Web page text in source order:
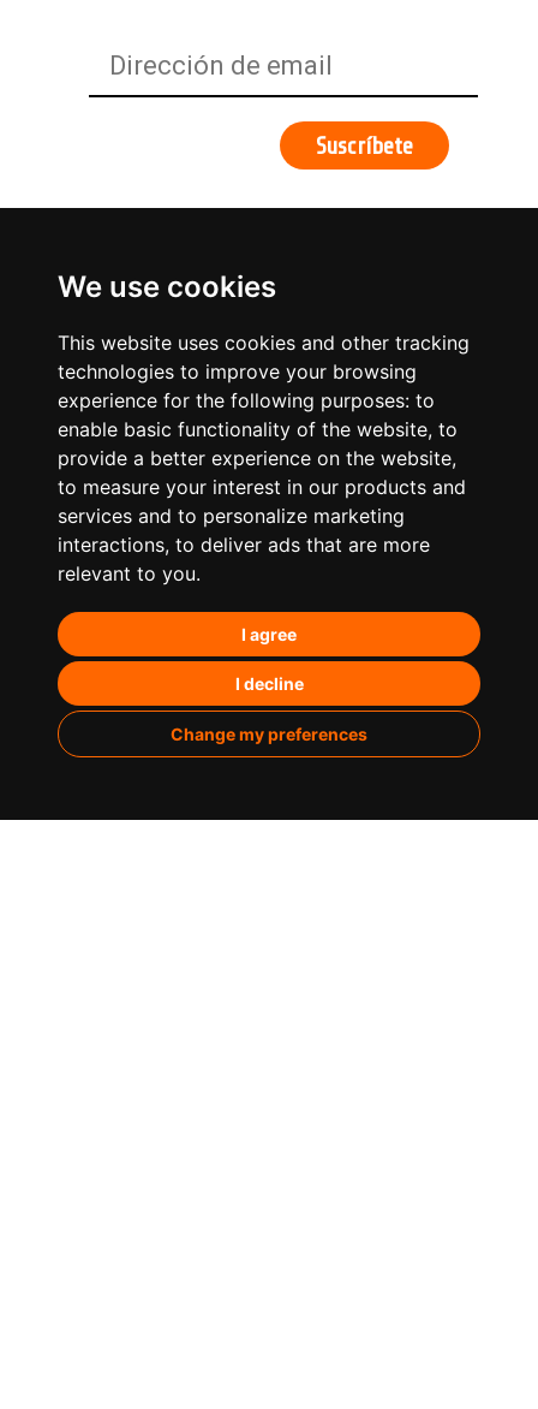
We use cookies
This website uses cookies and other tracking
technologies to improve your browsing
experience for the following purposes: to
enable basic functionality of the website, to
provide a better experience on the website,
to measure your interest in our products and
services and to personalize marketing
interactions, to deliver ads that are more
relevant to you.
I agree
I decline
Change my preferences
¿Qué hacemos?
Posicionamiento en IA’s
Paid Media
Marketing de contenidos
Analítica